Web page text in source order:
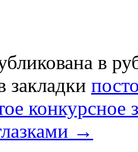
в
закладки
конкурсное
→